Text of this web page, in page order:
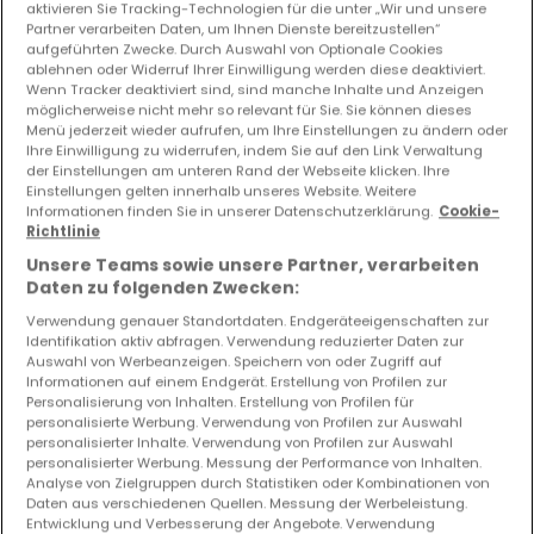
Vorschau auf neue Inserate und
Preissenkungen!
Richten Sie einen Alarm für diese Suche ein, um neue
Objekte und Preissenkungen direkt in Ihrem
Posteingang zu erhalten!
Suchauftrag
Bitte ändern Sie Ihre Suche und versuchen Sie
es erneut
Häuser mieten in Bendorf (DE) - nach Typ
aktivieren Sie Tracking-Technologien für die unter „Wir und unsere
Partner verarbeiten Daten, um Ihnen Dienste bereitzustellen“
aufgeführten Zwecke. Durch Auswahl von Optionale Cookies
ablehnen oder Widerruf Ihrer Einwilligung werden diese deaktiviert.
Wenn Tracker deaktiviert sind, sind manche Inhalte und Anzeigen
möglicherweise nicht mehr so relevant für Sie. Sie können dieses
Menü jederzeit wieder aufrufen, um Ihre Einstellungen zu ändern oder
Ihre Einwilligung zu widerrufen, indem Sie auf den Link Verwaltung
der Einstellungen am unteren Rand der Webseite klicken. Ihre
Einstellungen gelten innerhalb unseres Website. Weitere
Informationen finden Sie in unserer Datenschutzerklärung. Cookie-
Richtlinie
Unsere Teams sowie unsere Partner, verarbeiten
Daten zu folgenden Zwecken:
Verwendung genauer Standortdaten. Endgeräteeigenschaften zur
Identifikation aktiv abfragen. Verwendung reduzierter Daten zur
Auswahl von Werbeanzeigen. Speichern von oder Zugriff auf
Informationen auf einem Endgerät. Erstellung von Profilen zur
Personalisierung von Inhalten. Erstellung von Profilen für
personalisierte Werbung. Verwendung von Profilen zur Auswahl
personalisierter Inhalte. Verwendung von Profilen zur Auswahl
personalisierter Werbung. Messung der Performance von Inhalten.
Analyse von Zielgruppen durch Statistiken oder Kombinationen von
Daten aus verschiedenen Quellen. Messung der Werbeleistung.
Entwicklung und Verbesserung der Angebote. Verwendung